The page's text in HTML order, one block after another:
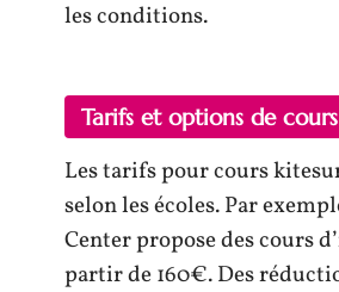
les conditions.
Tarifs et options de cours
Les tarifs pour cours
selon les écoles. Par
Center propose des cours
partir de 160€. Des